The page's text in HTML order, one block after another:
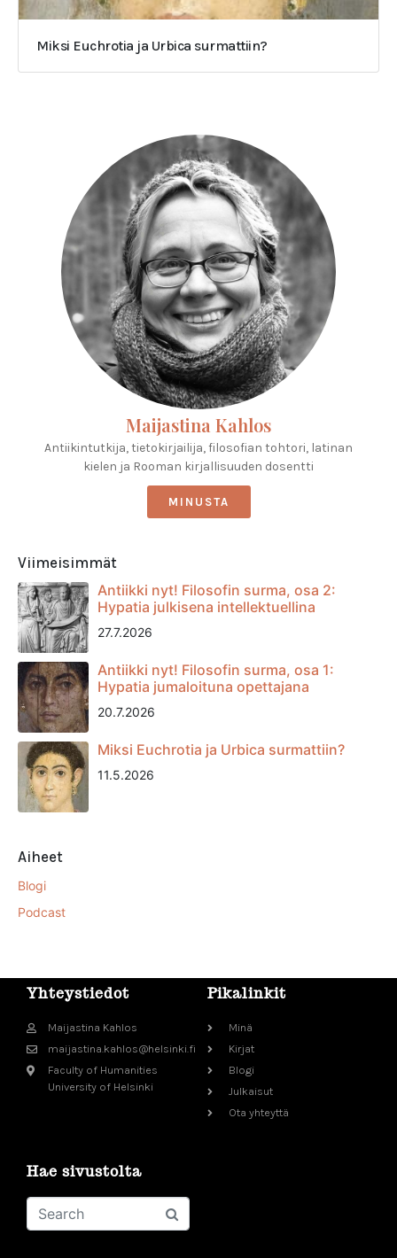
Miksi Euchrotia ja Urbica surmattiin?
Maijastina Kahlos
Antiikintutkija, tietokirjailija, filosofian tohtori, latinan
kielen ja Rooman kirjallisuuden dosentti
MINUSTA
Viimeisimmät
Antiikki nyt! Filosofin surma, osa 2:
Hypatia julkisena intellektuellina
27.7.2026
Antiikki nyt! Filosofin surma, osa 1:
Hypatia jumaloituna opettajana
20.7.2026
Miksi Euchrotia ja Urbica surmattiin?
11.5.2026
Aiheet
Blogi
Podcast
Yhteystiedot
Maijastina Kahlos
maijastina.kahlos@helsinki.fi
Faculty of Humanities
University of Helsinki
Pikalinkit
Minä
Kirjat
Blogi
Julkaisut
Ota yhteyttä
Hae sivustolta